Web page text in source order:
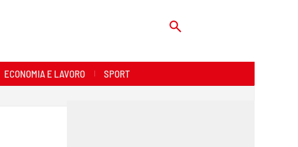
ECONOMIA E LAVORO SPORT